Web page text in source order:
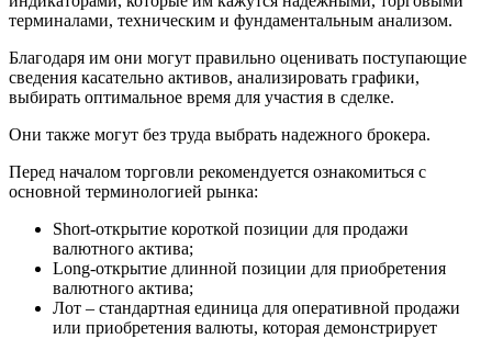
терминалами, техническим и фундаментальным анализом.
Благодаря им они могут правильно оценивать поступающие
сведения касательно активов, анализировать графики,
выбирать оптимальное время для участия в сделке.
Они также могут без труда выбрать надежного брокера.
Перед началом торговли рекомендуется ознакомиться с
основной терминологией рынка:
Short-открытие короткой позиции для продажи
валютного актива;
Long-открытие длинной позиции для приобретения
валютного актива;
Лот – стандартная единица для оперативной продажи
или приобретения валюты, которая демонстрирует